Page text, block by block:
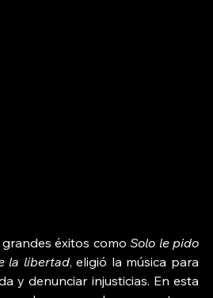
éxitos como Solo le pido
la libertad, eligió la música para
y denunciar injusticias. En esta